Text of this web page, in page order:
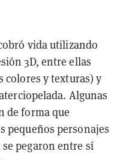
vida utilizando
3D, entre ellas
colores y texturas) y
Algunas
de forma que
pequeños personajes
pegaron entre sí